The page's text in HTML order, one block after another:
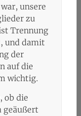
unsere
zu
Trennung
und damit
der
auf die
wichtig.
ob die
geäußert